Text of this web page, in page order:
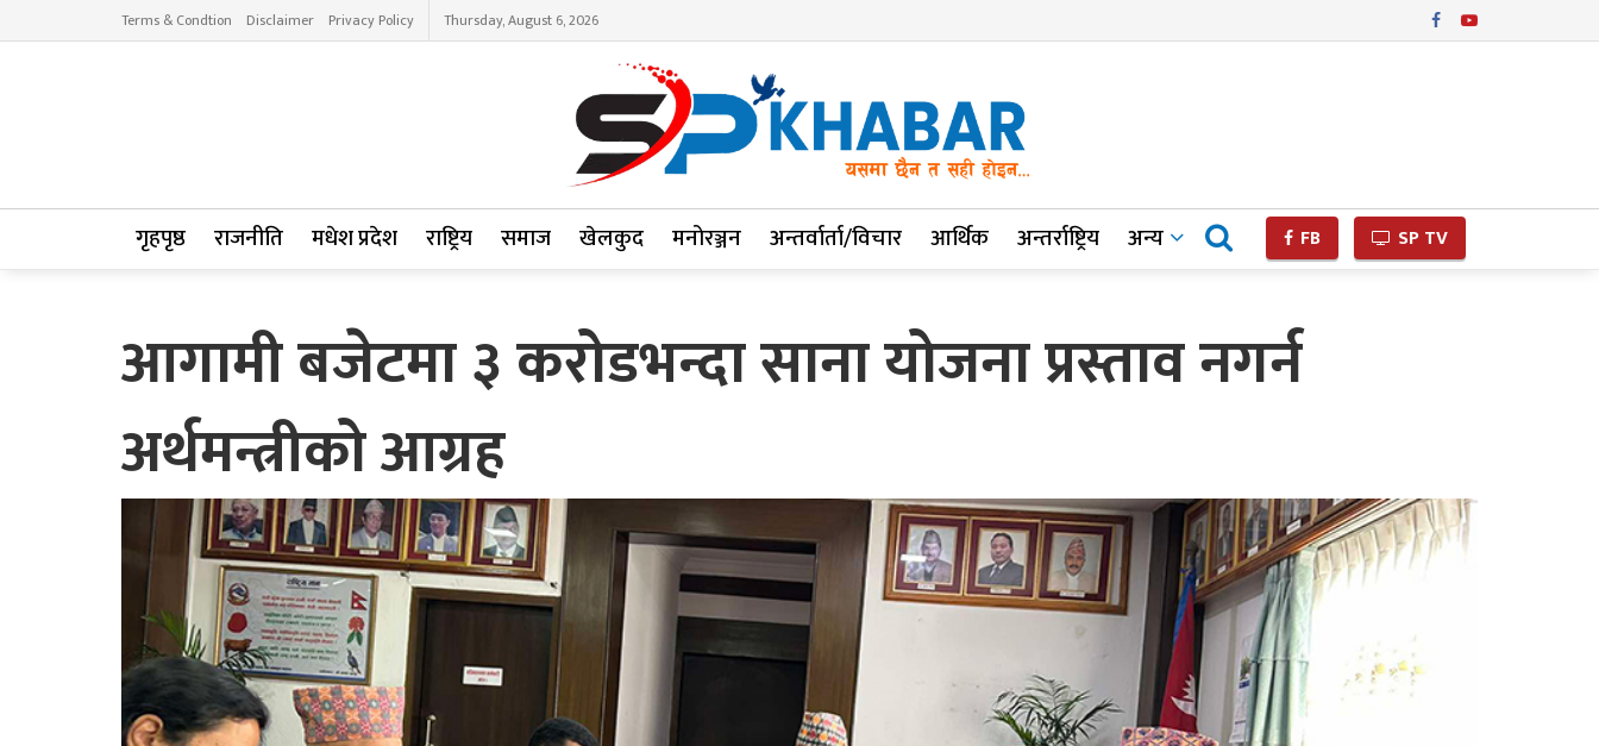
Terms & Condtion Disclaimer Privacy Policy Thursday, August 6, 2026
गृहपृष्ठ राजनीति मधेश प्रदेश राष्ट्रिय समाज खेलकुद मनोरञ्जन अन्तर्वार्ता/विचार आर्थिक अन्तर्राष्ट्रिय अन्य FB SP TV
आगामी बजेटमा ३ करोडभन्दा साना योजना प्रस्ताव नगर्न
अर्थमन्त्रीको आग्रह